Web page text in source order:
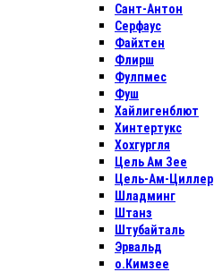
Сант-Антон
Серфаус
Файхтен
Флирш
Фулпмес
Фуш
Хайлигенблют
Хинтертукс
Хохгургля
Цель Ам Зее
Цель-Ам-Циллер
Шладминг
Штанз
Штубайталь
Эрвальд
о.Кимзее